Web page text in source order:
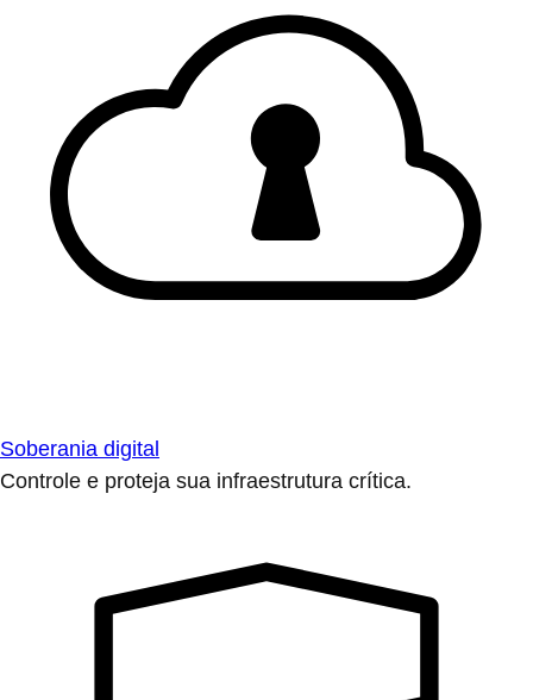
Soberania digital
Controle e proteja sua infraestrutura crítica.